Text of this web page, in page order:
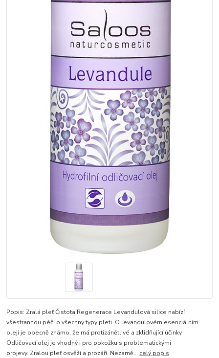
Popis: Zralá pleť Čistota Regenerace Levandulová silice nabízí
všestrannou péči o všechny typy pleti. O levandulovém esenciálním
oleji je obecně známo, že má protizánětlivé a zklidňující účinky.
Odličovací olej je vhodný i pro pokožku s problematickými
projevy. Zralou pleť osvěží a prozáří. Nezamě... celý popis